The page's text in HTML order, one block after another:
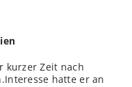
kurzer Zeit nach
hatte er an